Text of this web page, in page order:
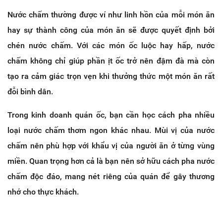
Nước chấm thường được ví như linh hồn của mỗi món ăn
hay sự thành công của món ăn sẽ được quyết định bởi
chén nước chấm. Với các món ốc luộc hay hấp, nước
chấm không chỉ giúp phần ịt ốc trở nên đậm đà mà còn
tạo ra cảm giác trọn vẹn khi thưởng thức một món ăn rất
đỗi bình dân.
Trong kinh doanh quán ốc, bạn cần học cách pha nhiều
loại nước chấm thơm ngon khác nhau. Mùi vị của nước
chấm nên phù hợp với khẩu vị của người ăn ở từng vùng
miền. Quan trọng hơn cả là bạn nên sở hữu cách pha nước
chấm độc đáo, mang nét riêng của quán để gây thương
nhớ cho thực khách.